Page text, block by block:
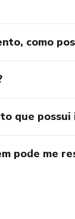
como
que
pode me